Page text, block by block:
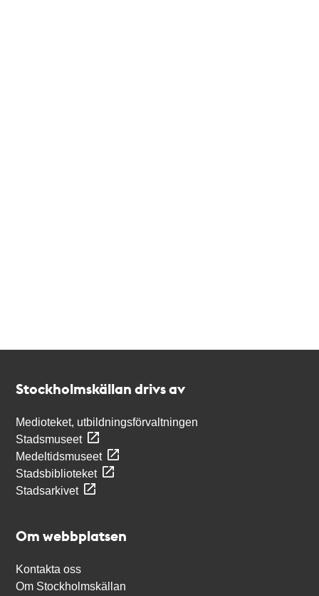
Stockholmskällan drivs av
Medioteket, utbildningsförvaltningen
Stadsmuseet
Medeltidsmuseet
Stadsbiblioteket
Stadsarkivet
Om webbplatsen
Kontakta oss
Om Stockholmskällan